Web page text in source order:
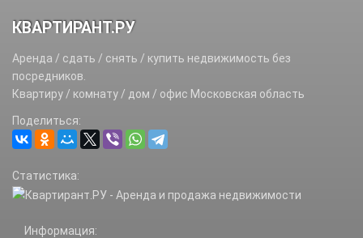
КВАРТИРАНТ.РУ
Аренда / сдать / снять / купить недвижимость без
посредников.
Квартиру / комнату / дом / офис Московская область
Поделиться:
Статистика:
Информация: